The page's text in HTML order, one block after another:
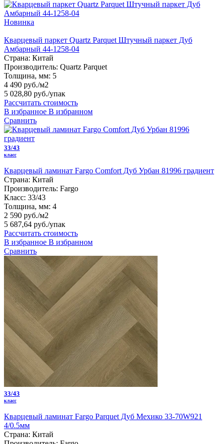
Новинка
Кварцевый паркет Quartz Parquet Штучный паркет Дуб
Амбарный 44-1258-04
Страна: Китай
Производитель: Quartz Parquet
Толщина, мм: 5
4 490 руб./м2
5 028,80 руб./упак
Рассчитать стоимость
В избранное В избранном
Сравнить
33/43
класс
Кварцевый ламинат Fargo Comfort Дуб Урбан 81996 градиент
Страна: Китай
Производитель: Fargo
Класс: 33/43
Толщина, мм: 4
2 590 руб./м2
5 687,64 руб./упак
Рассчитать стоимость
В избранное В избранном
Сравнить
33/43
класс
Кварцевый ламинат Fargo Parquet Дуб Мехико 33-70W921
4/0.5мм
Страна: Китай